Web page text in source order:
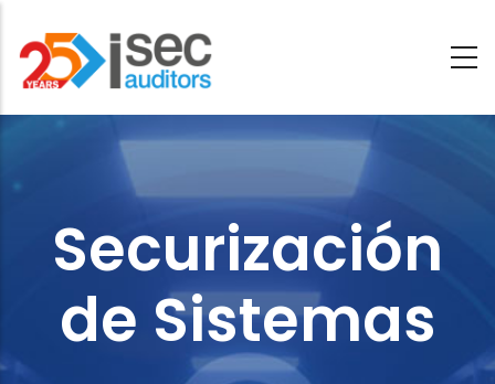
contenido
Securización
de
Sistemas
Securización
de Sistemas